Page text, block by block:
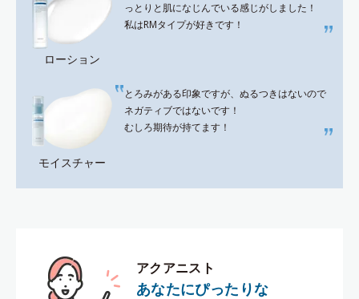
ローション
っとりと肌になじんでいる感じがしました！
私はRMタイプが好きです！
モイスチャー
とろみがある印象ですが、ぬるつきはないので
ネガティブではないです！
むしろ期待が持てます！
アクアニスト
あなたにぴったりな